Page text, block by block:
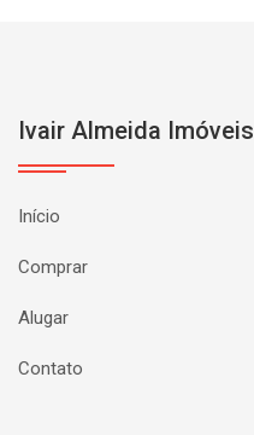
Ivair Almeida Imóveis
Início
Comprar
Alugar
Contato